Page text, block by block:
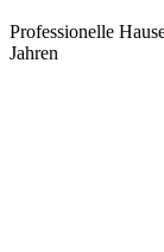
Professionelle
Jahren